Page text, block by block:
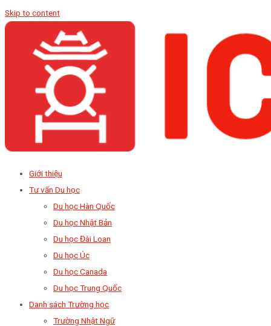
Skip to content
Giới thiệu
Tư vấn Du học
Du học Hàn Quốc
Du học Nhật Bản
Du học Đài Loan
Du học Úc
Du học Canada
Du học Trung Quốc
Danh sách Trường học
Trường Nhật Ngữ